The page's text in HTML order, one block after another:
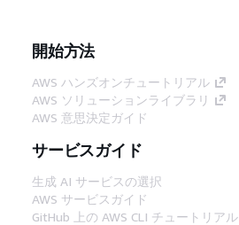
開始方法
AWS ハンズオンチュートリアル
AWS ソリューションライブラリ
AWS 意思決定ガイド
サービスガイド
生成 AI サービスの選択
AWS サービスガイド
GitHub 上の AWS CLI チュートリアル